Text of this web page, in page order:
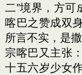
二”境界，方可
喀巴之赞成双
所言不实，是撒
宗喀巴又主张
十五六岁少女